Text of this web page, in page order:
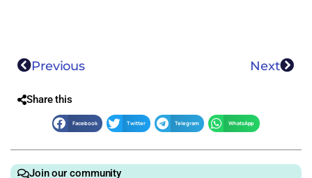
Previous Next
Share this
Facebook Twitter Telegram WhatsApp
Join our community